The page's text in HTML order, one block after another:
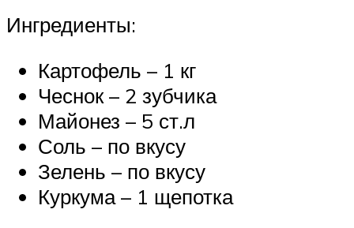
Ингредиенты:
Картофель – 1 кг
Чеснок – 2 зубчика
Майонез – 5 ст.л
Соль – по вкусу
Зелень – по вкусу
Куркума – 1 щепотка